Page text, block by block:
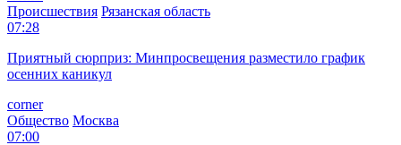
Происшествия Рязанская область
07:28
Приятный сюрприз: Минпросвещения разместило график
осенних каникул
corner
Общество Москва
07:00